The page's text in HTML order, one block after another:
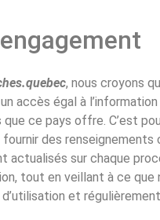
, nous croyons
accès égal à
ce pays offre. C’est
fournir des renseignements
actualisés sur chaque
tout en veillant à ce
et